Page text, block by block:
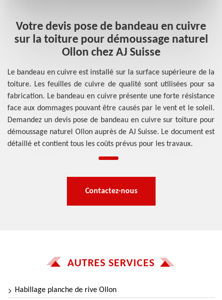
Votre devis pose de bandeau en cuivre
sur la toiture pour démoussage naturel
Ollon chez AJ Suisse
Le bandeau en cuivre est installé sur la surface supérieure de la
toiture. Les feuilles de cuivre de qualité sont utilisées pour sa
fabrication. Le bandeau en cuivre présente une forte résistance
face aux dommages pouvant être causés par le vent et le soleil.
Demandez un devis pose de bandeau en cuivre sur toiture pour
démoussage naturel Ollon auprès de AJ Suisse. Le document est
détaillé et contient tous les coûts prévus pour les travaux.
Contactez-nous
AUTRES SERVICES
Habillage planche de rive Ollon